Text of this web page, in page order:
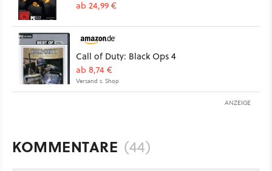
ab 24,99 €
Call of Duty: Black Ops 4
ab 8,74 €
Versand s. Shop
ANZEIGE
KOMMENTARE (44)